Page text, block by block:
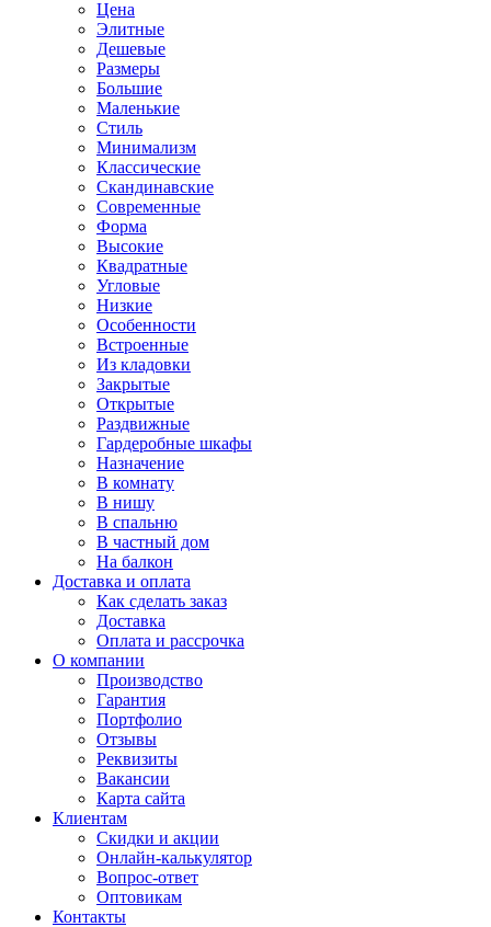
Цена
Элитные
Дешевые
Размеры
Большие
Маленькие
Стиль
Минимализм
Классические
Скандинавские
Современные
Форма
Высокие
Квадратные
Угловые
Низкие
Особенности
Встроенные
Из кладовки
Закрытые
Открытые
Раздвижные
Гардеробные шкафы
Назначение
В комнату
В нишу
В спальню
В частный дом
На балкон
Доставка и оплата
Как сделать заказ
Доставка
Оплата и рассрочка
О компании
Производство
Гарантия
Портфолио
Отзывы
Реквизиты
Вакансии
Карта сайта
Клиентам
Скидки и акции
Онлайн-калькулятор
Вопрос-ответ
Оптовикам
Контакты